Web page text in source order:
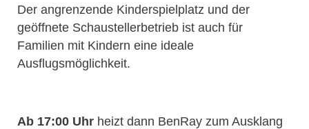
Der angrenzende Kinderspielplatz und der
geöffnete Schaustellerbetrieb ist auch für
Familien mit Kindern eine ideale
Ausflugsmöglichkeit.
Ab 17:00 Uhr heizt dann BenRay zum Ausklang